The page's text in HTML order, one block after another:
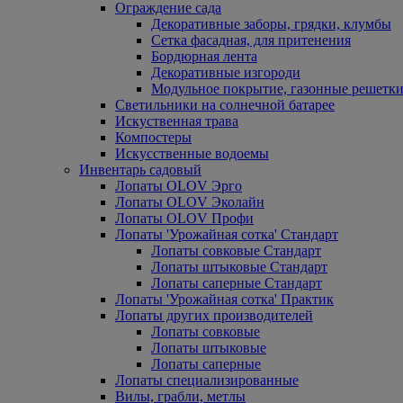
Ограждение сада
Декоративные заборы, грядки, клумбы
Сетка фасадная, для притенения
Бордюрная лента
Декоративные изгороди
Модульное покрытие, газонные
Светильники на солнечной батарее
Искуственная трава
Компостеры
Искусственные водоемы
Инвентарь садовый
Лопаты OLOV Эрго
Лопаты OLOV Эколайн
Лопаты OLOV Профи
Лопаты 'Урожайная сотка' Стандарт
Лопаты совковые Стандарт
Лопаты штыковые Стандарт
Лопаты саперные Стандарт
Лопаты 'Урожайная сотка' Практик
Лопаты других производителей
Лопаты совковые
Лопаты штыковые
Лопаты саперные
Лопаты специализированные
Вилы, грабли, метлы